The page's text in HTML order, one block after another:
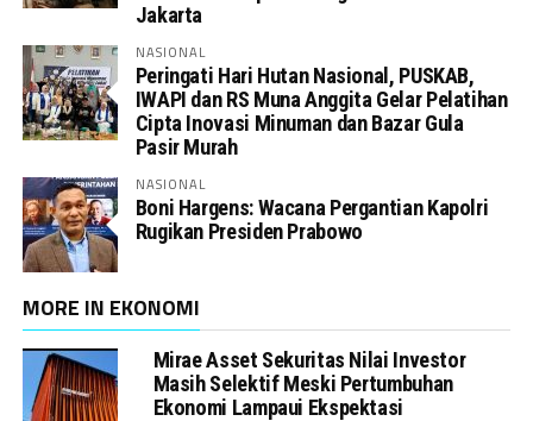
Jakarta
NASIONAL
Peringati Hari Hutan Nasional, PUSKAB,
IWAPI dan RS Muna Anggita Gelar Pelatihan
Cipta Inovasi Minuman dan Bazar Gula
Pasir Murah
NASIONAL
Boni Hargens: Wacana Pergantian Kapolri
Rugikan Presiden Prabowo
MORE IN EKONOMI
Mirae Asset Sekuritas Nilai Investor
Masih Selektif Meski Pertumbuhan
Ekonomi Lampaui Ekspektasi